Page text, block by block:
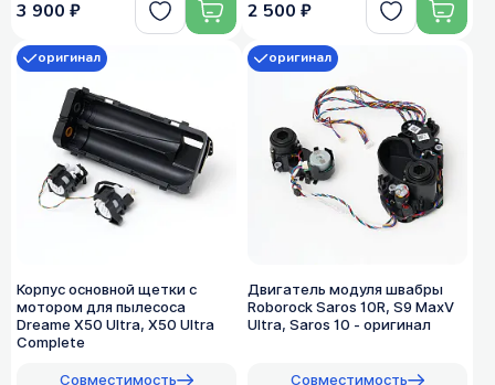
3 900 ₽ 2 500 ₽
Корпус основной щетки с
мотором для пылесоса
Dreame X50 Ultra, X50 Ultra
Complete
Совместимость
оригинал
Двигатель модуля швабры
Roborock Saros 10R, S9 MaxV
Ultra, Saros 10 - оригинал
Совместимость
оригинал